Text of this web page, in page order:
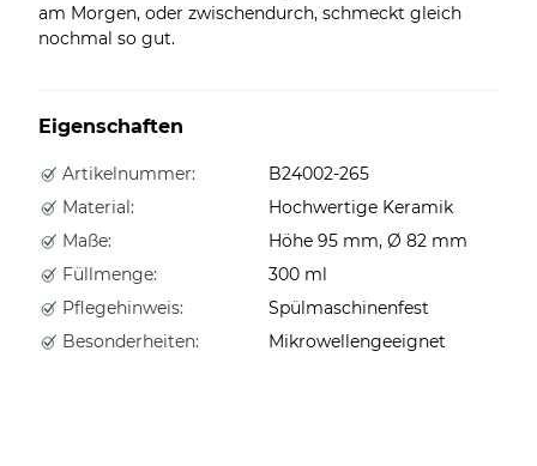
am Morgen, oder zwischendurch, schmeckt gleich
nochmal so gut.
Eigenschaften
Artikelnummer:
B24002-265
Material:
Hochwertige Keramik
Maße:
Höhe 95 mm, Ø 82 mm
Füllmenge:
300 ml
Pflegehinweis:
Spülmaschinenfest
Besonderheiten:
Mikrowellengeeignet